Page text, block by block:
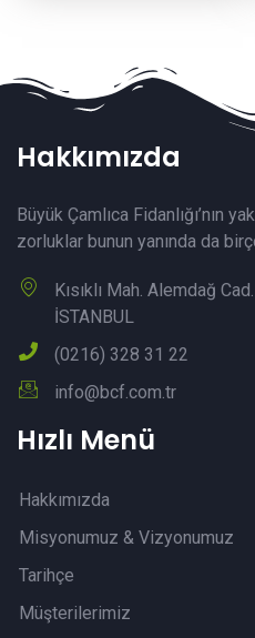
Hakkımızda
Büyük Çamlıca Fidanlığı’nın
zorluklar bunun yanında da
Kısıklı Mah. Alemdağ
İSTANBUL
(0216) 328 31 22
info@bcf.com.tr
Hızlı Menü
Hakkımızda
Misyonumuz & Vizyonumuz
Tarihçe
Müşterilerimiz